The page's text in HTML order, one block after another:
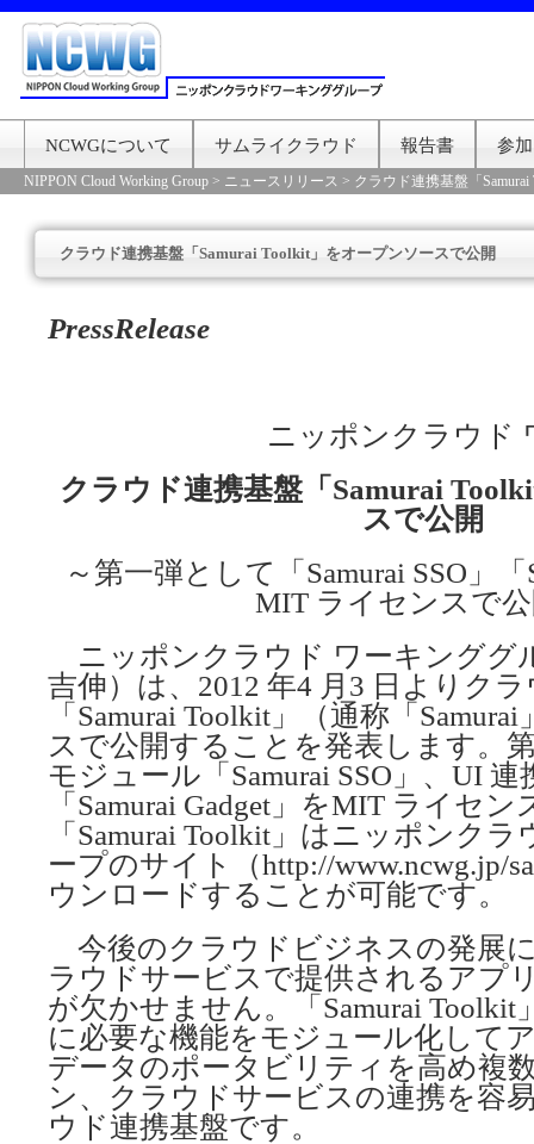
NCWGについて サムライクラウド 報告書 参
NIPPON Cloud Working Group > ニュースリリース > クラウド連携基盤「
クラウド連携基盤「Samurai Toolkit」をオープンソースで公開
PressRelease
ニッポンクラウド
クラウド連携基盤「Samurai
スで公開
～第一弾として「Samurai SSO」「
MIT ライセンスで
ニッポンクラウド ワーキンググ
吉伸）は、2012 年4 月3 日よりク
「Samurai Toolkit」（通称「
スで公開することを発表します。
モジュール「Samurai SSO」、UI
「Samurai Gadget」をMIT ライセ
「Samurai Toolkit」はニッポンク
ープのサイト（http://www.ncwg.jp/
ウンロードすることが可能です。
今後のクラウドビジネスの発展
ラウドサービスで提供されるアプ
が欠かせません。「Samurai
に必要な機能をモジュール化して
データのポータビリティを高め複
ン、クラウドサービスの連携を容
ウド連携基盤です。